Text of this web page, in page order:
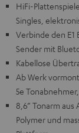
HiFi-
Singles,
Verbinde den
Sender mit
Kabellose
Ab Werk
5e
8,6” Tonarm
Polymer und